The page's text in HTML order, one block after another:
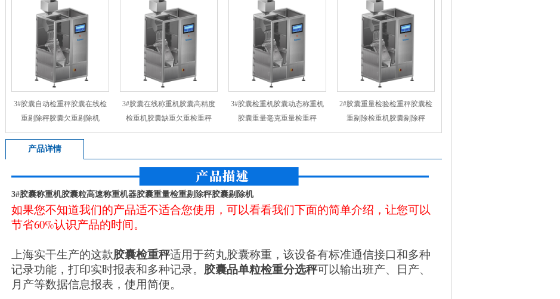
3#胶囊自动检重秤胶囊在线检
重剔除秤胶囊欠重剔除机
3#胶囊在线称重机胶囊高精度
检重机胶囊缺重欠重检重秤
3#胶囊检重机胶囊动态称重机
胶囊重量毫克重量检重秤
2#胶囊重量检验检重秤胶囊检
重剔除检重机胶囊剔除秤
产品详情
3#胶囊称重机胶囊粒高速称重机器胶囊重量检重剔除秤胶囊剔除机
如果您不知道我们的产品适不适合您使用，可以看看我们下面的简单介绍，让您可以
节省60%认识产品的时间。
上海实干生产的这款胶囊检重秤适用于药丸胶囊称重，该设备有标准通信接口和多种
记录功能，打印实时报表和多种记录。 胶囊品单粒检重分选秤可以输出班产、日产、
月产等数据信息报表，使用简便。